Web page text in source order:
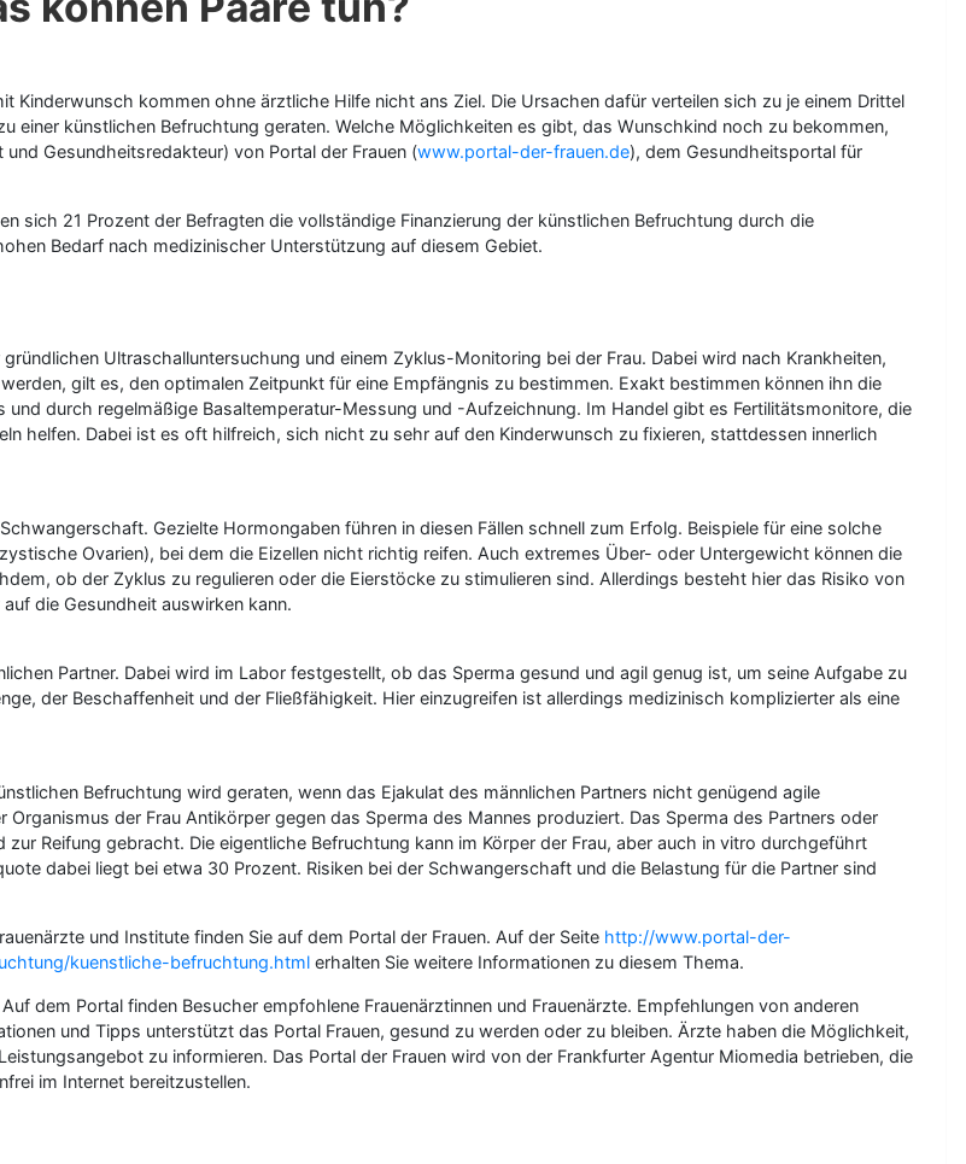
Kinderwunsch kommen ohne ärztliche Hilfe nicht ans Ziel. Die Ursachen dafür verteilen sich zu je einem Drittel
einer künstlichen Befruchtung geraten. Welche Möglichkeiten es gibt, das Wunschkind noch zu bekommen,
Gesundheitsredakteur) von Portal der Frauen (www.portal-der-frauen.de), dem Gesundheitsportal für
sich 21 Prozent der Befragten die vollständige Finanzierung der künstlichen Befruchtung durch die
Bedarf nach medizinischer Unterstützung auf diesem Gebiet.
Ultraschalluntersuchung und einem Zyklus-Monitoring bei der Frau. Dabei wird nach Krankheiten,
gilt es, den optimalen Zeitpunkt für eine Empfängnis zu bestimmen. Exakt bestimmen können ihn die
durch regelmäßige Basaltemperatur-Messung und -Aufzeichnung. Im Handel gibt es Fertilitätsmonitore, die
helfen. Dabei ist es oft hilfreich, sich nicht zu sehr auf den Kinderwunsch zu fixieren, stattdessen innerlich
Gezielte Hormongaben führen in diesen Fällen schnell zum Erfolg. Beispiele für eine solche
Ovarien), bei dem die Eizellen nicht richtig reifen. Auch extremes Über- oder Untergewicht können die
ob der Zyklus zu regulieren oder die Eierstöcke zu stimulieren sind. Allerdings besteht hier das Risiko von
die Gesundheit auswirken kann.
Partner. Dabei wird im Labor festgestellt, ob das Sperma gesund und agil genug ist, um seine Aufgabe zu
der Beschaffenheit und der Fließfähigkeit. Hier einzugreifen ist allerdings medizinisch komplizierter als eine
Befruchtung wird geraten, wenn das Ejakulat des männlichen Partners nicht genügend agile
der Frau Antikörper gegen das Sperma des Mannes produziert. Das Sperma des Partners oder
Reifung gebracht. Die eigentliche Befruchtung kann im Körper der Frau, aber auch in vitro durchgeführt
dabei liegt bei etwa 30 Prozent. Risiken bei der Schwangerschaft und die Belastung für die Partner sind
und Institute finden Sie auf dem Portal der Frauen. Auf der Seite http://www.portal-der-
kuenstliche-befruchtung.html erhalten Sie weitere Informationen zu diesem Thema.
dem Portal finden Besucher empfohlene Frauenärztinnen und Frauenärzte. Empfehlungen von anderen
und Tipps unterstützt das Portal Frauen, gesund zu werden oder zu bleiben. Ärzte haben die Möglichkeit,
zu informieren. Das Portal der Frauen wird von der Frankfurter Agentur Miomedia betrieben, die
im Internet bereitzustellen.